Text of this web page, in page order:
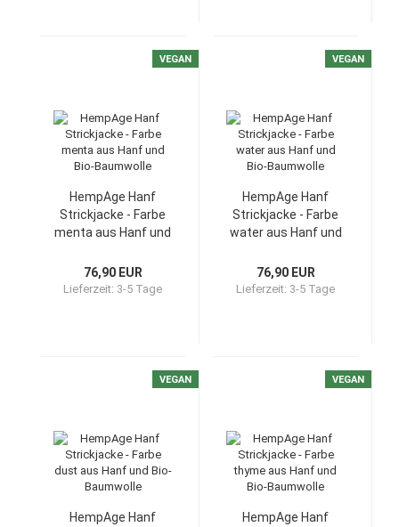
VEGAN
HempAge Hanf
Strickjacke - Farbe
menta aus Hanf und
76,90 EUR
Lieferzeit: 3-5 Tage
VEGAN
HempAge Hanf
Strickjacke - Farbe
water aus Hanf und
76,90 EUR
Lieferzeit: 3-5 Tage
VEGAN
HempAge Hanf
VEGAN
HempAge Hanf